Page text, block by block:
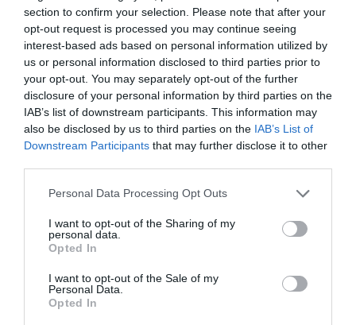
section to confirm your selection. Please note that after your
opt-out request is processed you may continue seeing
interest-based ads based on personal information utilized by
us or personal information disclosed to third parties prior to
your opt-out. You may separately opt-out of the further
disclosure of your personal information by third parties on the
IAB’s list of downstream participants. This information may
also be disclosed by us to third parties on the IAB’s List of
Downstream Participants that may further disclose it to other
Personal Data Processing Opt Outs
I want to opt-out of the Sharing of my
personal data.
Opted In
I want to opt-out of the Sale of my
Personal Data.
Opted In
League Phase (4η): 27-29 Οκτωβρίου
League Phase (5η): 2 Δεκεμβρίου
Playoffs: 22-23 Δεκεμβρίου
Προημιτελικοί: 12-14 Ιανουαρίου 2027
Ημιτελικοί: 2-4 και 9-11 Φεβρουαρίου 2027
Τελικός: 22 Μαΐου 2027 στο ΟΑΚΑ
ΜΑΥΡΗ ΘΥΕΛΛΑ Κύπελλο Ελλάδος
Facebook